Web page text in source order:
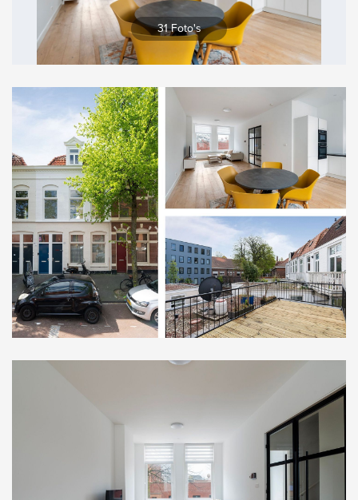
31 Foto'sVergroten